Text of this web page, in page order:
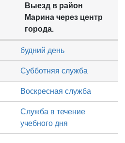
Выезд в район
Марина через центр
города.
Субботняя служба
Воскресная служба
будний день
Служба в течение
учебного дня